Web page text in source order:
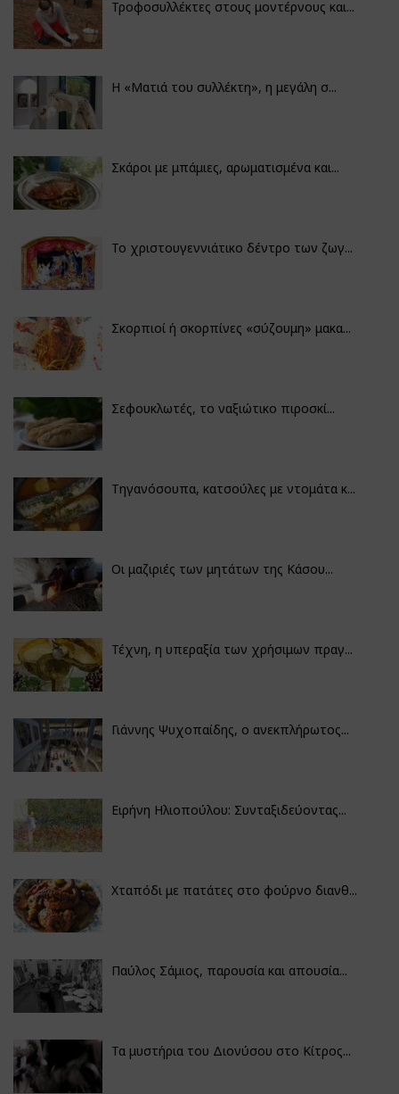
Τροφοσυλλέκτες στους μοντέρνους και...
H «Ματιά του συλλέκτη», η μεγάλη σ...
Σκάροι με μπάμιες, αρωματισμένα και...
Το χριστουγεννιάτικο δέντρο των ζωγ...
Σκορπιοί ή σκορπίνες «σύζουμη» μακα...
Σεφουκλωτές, το ναξιώτικο πιροσκί...
Τηγανόσουπα, κατσούλες με ντομάτα κ...
Οι μαζιριές των μητάτων της Κάσου...
Τέχνη, η υπεραξία των χρήσιμων πραγ...
Γιάννης Ψυχοπαίδης, ο ανεκπλήρωτος...
Ειρήνη Ηλιοπούλου: Συνταξιδεύοντας...
Χταπόδι με πατάτες στο φούρνο διανθ...
Παύλος Σάμιος, παρουσία και απουσία...
Τα μυστήρια του Διονύσου στο Κίτρος...